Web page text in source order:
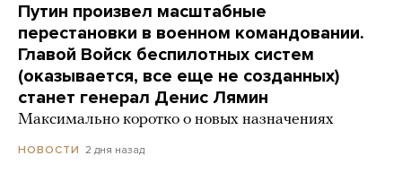
Путин произвел масштабные
перестановки в военном командовании.
Главой Войск беспилотных систем
(оказывается, все еще не созданных)
станет генерал Денис Лямин
Максимально коротко о новых назначениях
НОВОСТИ 2 дня назад